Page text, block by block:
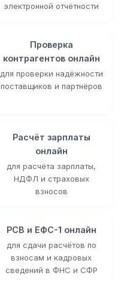
электронной отчётности
Проверка
контрагентов онлайн
для проверки надёжности
поставщиков и партнёров
Расчёт зарплаты
онлайн
для расчёта зарплаты,
НДФЛ и страховых
взносов
РСВ и ЕФС-1 онлайн
для сдачи расчётов по
взносам и кадровых
сведений в ФНС и СФР